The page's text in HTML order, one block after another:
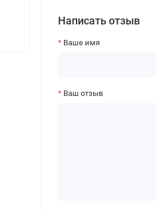
Написать отзыв
Ваше имя
Ваш отзыв